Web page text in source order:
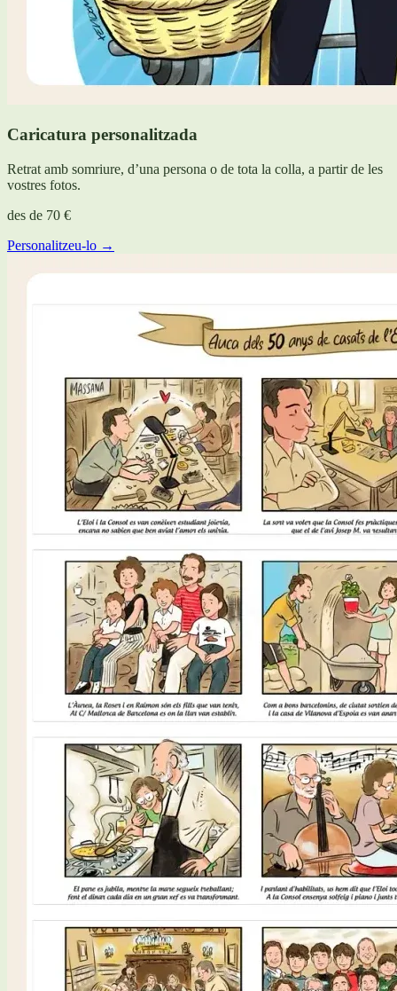
Caricatura personalitzada
Retrat amb somriure, d’una persona o de tota la colla, a partir de les
vostres fotos.
des de 70 €
Personalitzeu-lo →